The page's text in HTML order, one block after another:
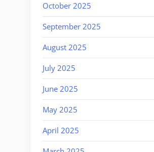
October 2025
September 2025
August 2025
July 2025
June 2025
May 2025
April 2025